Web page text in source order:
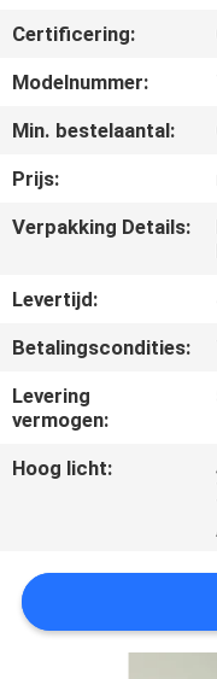
CONTACTEER
ONS
NIEUWS
VERZOEK
OM
EEN
SITEMAP
PRIVACY
Certificering:
Modelnummer:
Min. bestelaantal:
Prijs:
Verpakking Details:
Levertijd:
Betalingscondities:
Levering
vermogen:
Hoog licht: